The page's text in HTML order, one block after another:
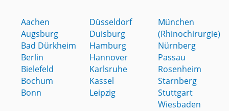
Aachen
Augsburg
Bad Dürkheim
Berlin
Bielefeld
Bochum
Bonn
Düsseldorf
Duisburg
Hamburg
Hannover
Karlsruhe
Kassel
Leipzig
München
(Rhinochirurgie)
Nürnberg
Passau
Rosenheim
Starnberg
Stuttgart
Wiesbaden